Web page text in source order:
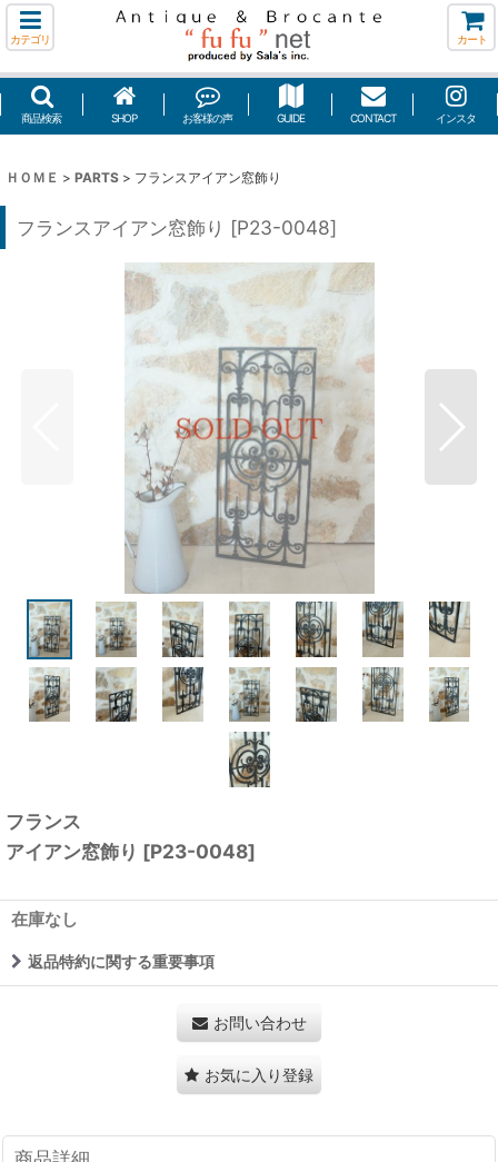
カテゴリ カート
商品検索 SHOP お客様の声 GUIDE CONTACT インスタ
ＨＯＭＥ > PARTS > フランスアイアン窓飾り
フランスアイアン窓飾り [P23-0048]
フランス
アイアン窓飾り [P23-0048]
在庫なし
返品特約に関する重要事項
お問い合わせ
お気に入り登録